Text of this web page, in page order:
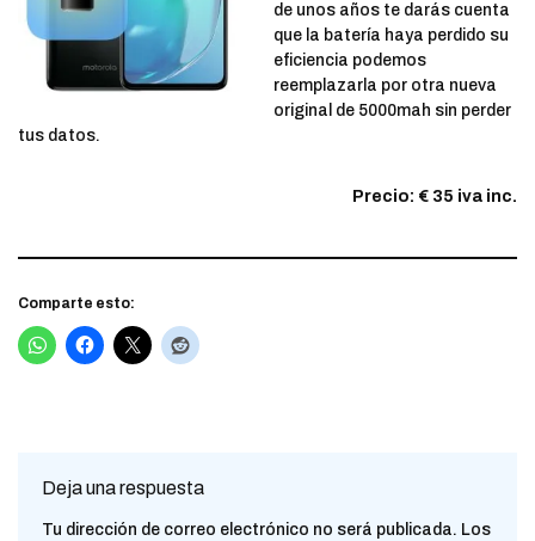
de unos años te darás cuenta
que la batería haya perdido su
eficiencia podemos
reemplazarla por otra nueva
original de 5000mah sin perder
tus datos.
Precio: € 35 iva inc.
Comparte esto:
Deja una respuesta
Tu dirección de correo electrónico no será publicada. Los